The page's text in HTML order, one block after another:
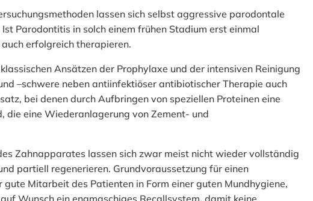
lassen sich selbst aggressive parodontale
Parodontitis in solch einem frühen Stadium erst einmal
erfolgreich therapieren.
Ansätzen der Prophylaxe und der intensiven Reinigung
–schwere neben antiinfektiöser antibiotischer Therapie auch
bei denen durch Aufbringen von speziellen Proteinen eine
eine Wiederanlagerung von Zement- und
Zahnapparates lassen sich zwar meist nicht wieder vollständig
partiell regenerieren. Grundvoraussetzung für einen
Mitarbeit des Patienten in Form einer guten Mundhygiene,
Wunsch ein engmaschiges Recallsystem, damit keine